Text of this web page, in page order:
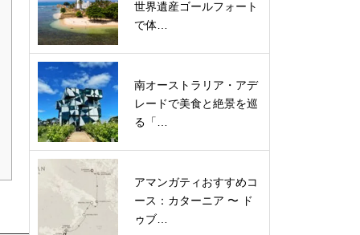
世界遺産ゴールフォート
で体…
南オーストラリア・アデ
レードで美食と絶景を巡
る「…
アマンガティおすすめコ
ース：カターニア 〜 ド
ゥブ…